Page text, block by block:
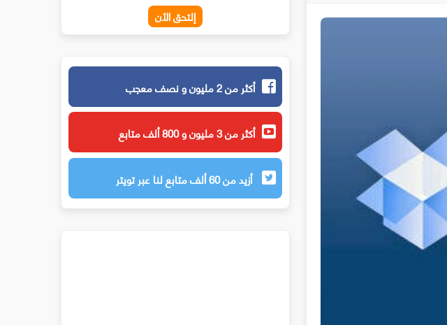
إلتحق الأن
أكثر من 2 مليون و نصف معجب
أكثر من 3 مليون و 800 ألف متابع
أزيد من 60 ألف متابع لنا عبر تويتر